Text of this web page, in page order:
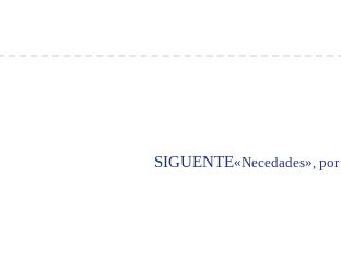
SIGUENTE«Necedades»,